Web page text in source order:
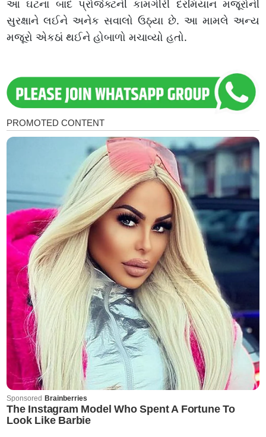
આ ઘટના બાદ પ્રોજેક્ટની કામગીરી દરમિયાન મજૂરોની
સુરક્ષાને લઈને અનેક સવાલો ઉઠ્યા છે. આ મામલે અન્ય
મજૂરો એકઠાં થઈને હોબાળો મચાવ્યો હતો.